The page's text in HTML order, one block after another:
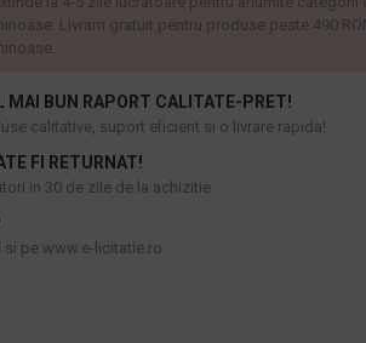
MAI BUN RAPORT CALITATE-PRET!
calitative, suport eficient si o livrare rapida!
FI RETURNAT!
in 30 de zile de la achizitie
pe www.e-licitatie.ro
Livram gratuit pentru produse peste 490